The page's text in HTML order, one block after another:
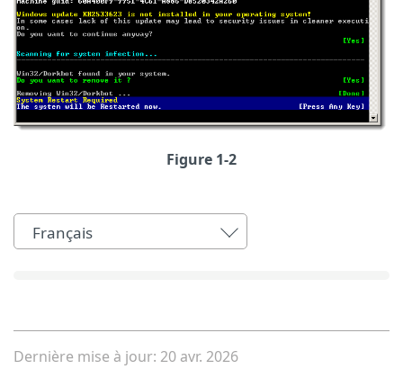
Figure 1-2
Français
Dernière mise à jour: 20 avr. 2026